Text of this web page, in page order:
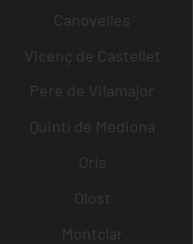
Canovelles
Vicenç de Castellet
Pere de Vilamajor
Quintí de Mediona
Orís
Olost
Montclar